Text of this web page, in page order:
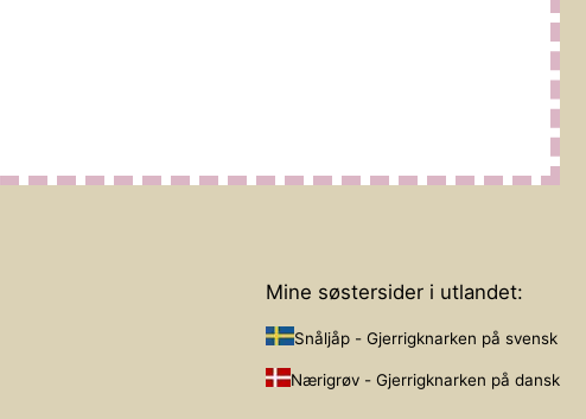
Mine søstersider i utlandet:
Snåljåp - Gjerrigknarken på svensk
Nærigrøv - Gjerrigknarken på dansk